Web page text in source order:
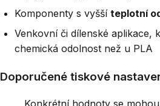
Komponenty s vyšší teplotní
Venkovní či dílenské aplikace,
chemická odolnost než u PLA
Doporučené tiskové